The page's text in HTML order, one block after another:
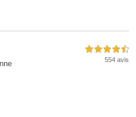
4,5 étoiles sur 5
554 avis